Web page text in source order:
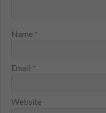
Name *
Email *
Website